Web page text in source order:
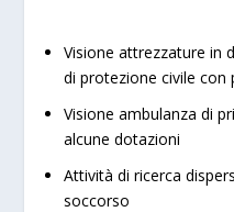
Visione attrezzature in
di protezione civile con
Visione ambulanza di
alcune dotazioni
Attività di ricerca
soccorso